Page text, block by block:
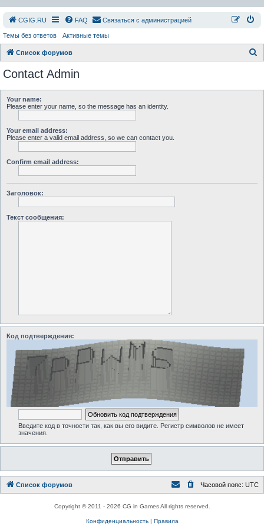
СGIG.RU FAQ Связаться с администрацией
Темы без ответов Активные темы
Список форумов
Contact Admin
Your name:
Please enter your name, so the message has an identity.
Your email address:
Please enter a valid email address, so we can contact you.
Confirm email address:
Заголовок:
Текст сообщения:
Код подтверждения:
Введите код в точности так, как вы его видите. Регистр символов не имеет
значения.
Список форумов Часовой пояс: UTC
Copyright © 2011 - 2026 CG in Games All rights reserved.
Конфиденциальность| Правила